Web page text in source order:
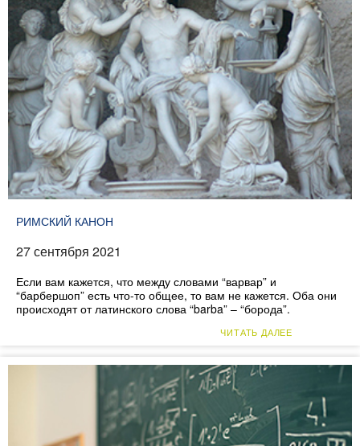
РИМСКИЙ КАНОН
27 сентября 2021
Если вам кажется, что между словами “варвар” и
“барбершоп” есть что-то общее, то вам не кажется. Оба они
происходят от латинского слова “barba” – “борода”.
ЧИТАТЬ ДАЛЕЕ